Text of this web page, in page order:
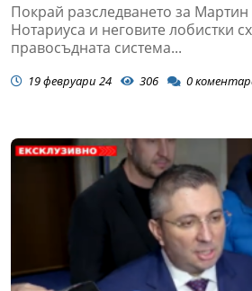
Покрай разследването за
Нотариуса и неговите лобистки
правосъдната система...
19 февруари 24 306 0